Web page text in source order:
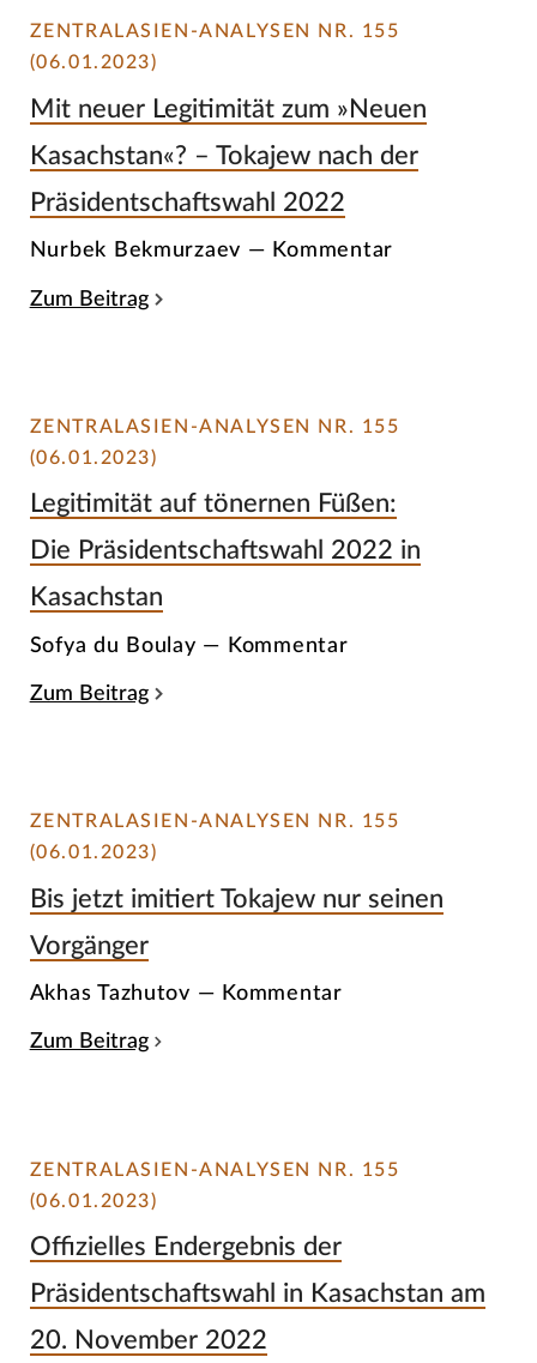
ZENTRALASIEN-ANALYSEN NR. 155
(06.01.2023)
Mit neuer Legitimität zum »Neuen
Kasachstan«? – Tokajew nach der
Präsidentschaftswahl 2022
Nurbek Bekmurzaev — Kommentar
Zum Beitrag
ZENTRALASIEN-ANALYSEN NR. 155
(06.01.2023)
Legitimität auf tönernen Füßen:
Die Präsidentschaftswahl 2022 in
Kasachstan
Sofya du Boulay — Kommentar
Zum Beitrag
ZENTRALASIEN-ANALYSEN NR. 155
(06.01.2023)
Bis jetzt imitiert Tokajew nur seinen
Vorgänger
Akhas Tazhutov — Kommentar
Zum Beitrag
ZENTRALASIEN-ANALYSEN NR. 155
(06.01.2023)
Offizielles Endergebnis der
Präsidentschaftswahl in Kasachstan am
20. November 2022